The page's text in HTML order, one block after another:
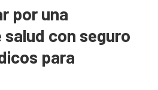
por una
salud con seguro
para